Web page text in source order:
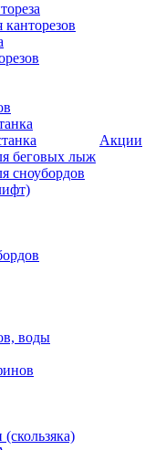
беговых лыж
сноубордов
воды
Акции